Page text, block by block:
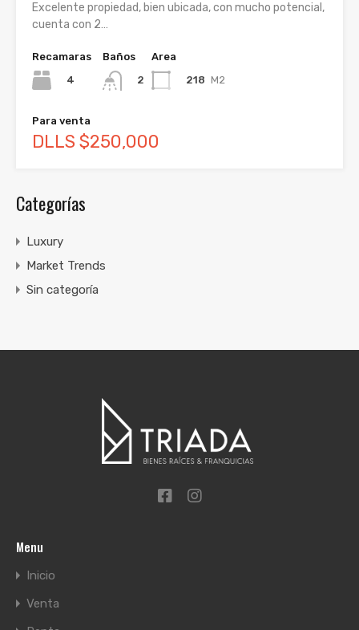
Excelente propiedad, bien ubicada, con mucho potencial,
cuenta con 2…
Recamaras
4
Baños
2
Area
218 M2
Para venta
DLLS $250,000
Categorías
Luxury
Market Trends
Sin categoría
Menu
Inicio
Venta